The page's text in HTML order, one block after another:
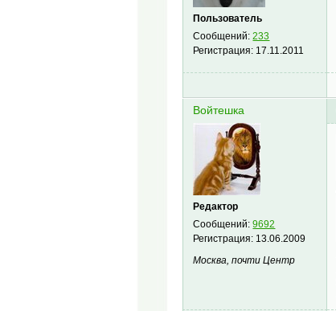
Пользователь
Сообщений:233
Регистрация: 17.11.2011
Войтешка
Редактор
Сообщений:9692
Регистрация: 13.06.2009
Москва, почти Центр